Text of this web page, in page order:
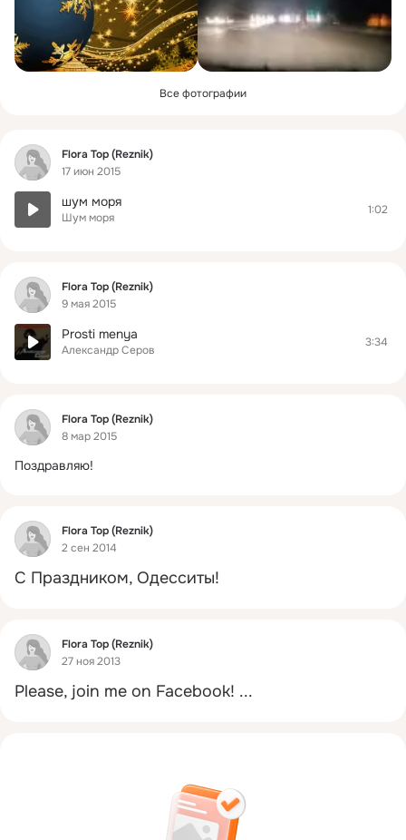
Все фотографии
Фид
Flora Top (Reznik)
17 июн 2015
шум моря
Шум моря
1:02
Фид
Flora Top (Reznik)
9 мая 2015
Prosti menya
Александр Серов
3:34
Фид
Flora Top (Reznik)
8 мар 2015
Поздравляю!
Фид
Flora Top (Reznik)
2 сен 2014
С Праздником, Одесситы!
Фид
Flora Top (Reznik)
27 ноя 2013
Please, join me on Facebook! ...